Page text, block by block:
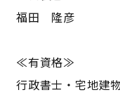
福田 隆彦
≪有資格≫
行政書士・宅地建